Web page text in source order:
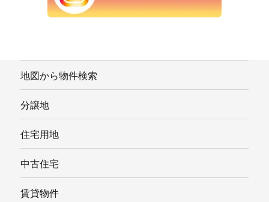
地図から物件検索
分譲地
住宅用地
中古住宅
賃貸物件